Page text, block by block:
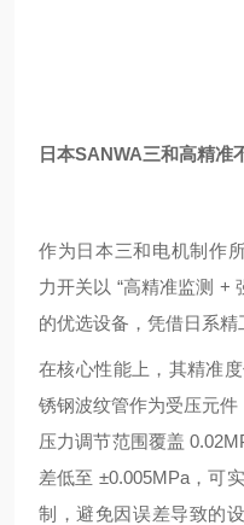
日本SANWA三和高精准
作为日本三和电机制作
力开关以 “高精准监测 +
的优选设备，凭借日系精
在核心性能上，其精准
锈钢波纹管作为受压元件
压力调节范围覆盖
差低至 ±0.005MPa，可
制，避免因误差导致的